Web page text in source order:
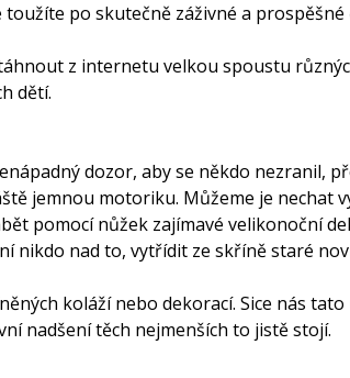
po skutečně záživné a
z internetu velkou spoustu
dětí.
dozor, aby se někdo nezranil,
jemnou motoriku. Můžeme je nechat
pomocí nůžek zajímavé velikonoční
nikdo nad to, vytřídit ze skříně staré
koláží nebo dekorací. Sice nás
nadšení těch nejmenších to jistě stojí.